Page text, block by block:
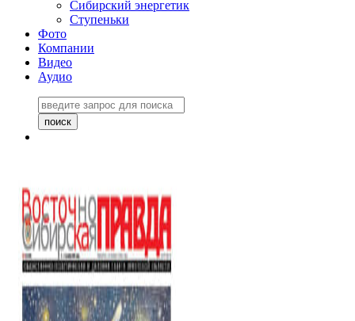
Сибирский энергетик
Ступеньки
Фото
Компании
Видео
Аудио